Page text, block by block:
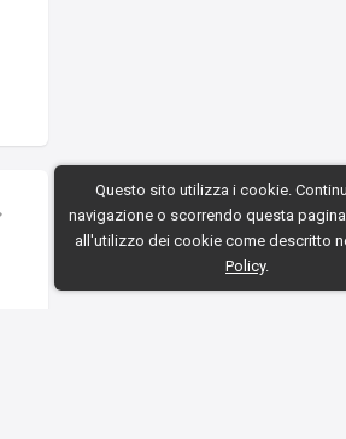
Questo sito utilizza i cookie.
navigazione o scorrendo questa
all'utilizzo dei cookie come descritto
Policy.